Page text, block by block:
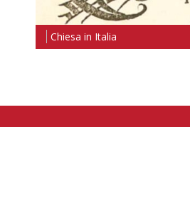
Chiesa in Italia